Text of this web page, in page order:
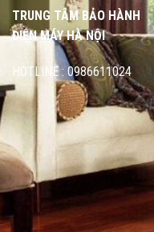
TRUNG TÂM BẢO HÀNH
ĐIỆN MÁY HÀ NỘI
HOTLINE : 0986611024